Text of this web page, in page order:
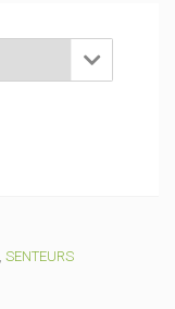

SENTEURS